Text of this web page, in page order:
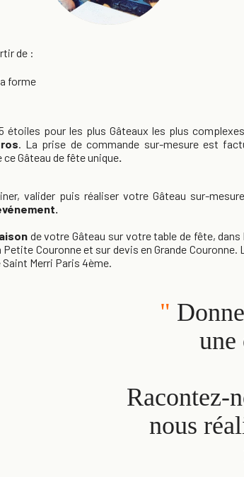
de :
forme
étoiles pour les plus Gâteaux les plus
. La prise de commande sur-mesure est
Gâteau de fête unique
valider puis réaliser votre Gâteau sur-
de votre Gâteau sur votre table de fête,
Petite Couronne et sur devis en Grande
Merri Paris 4ème.
"
une
Racontez-
nous